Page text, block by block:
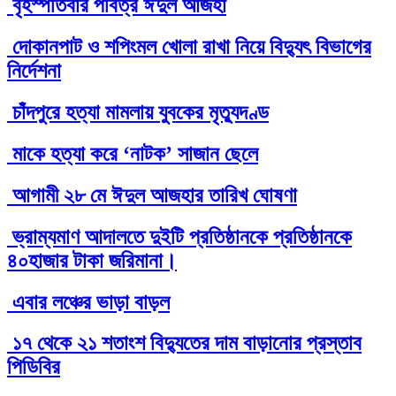
বৃহস্পতিবার পবিত্র ঈদুল আজহা
দোকানপাট ও শপিংমল খোলা রাখা নিয়ে বিদ্যুৎ বিভাগের
নির্দেশনা
চাঁদপুরে হত্যা মামলায় যুবকের মৃত্যুদণ্ড
মাকে হত্যা করে ‘নাটক’ সাজান ছেলে
আগামী ২৮ মে ঈদুল আজহার তারিখ ঘোষণা
ভ্রাম্যমাণ আদালতে দুইটি প্রতিষ্ঠানকে প্রতিষ্ঠানকে
৪০হাজার টাকা জরিমানা।
এবার লঞ্চের ভাড়া বাড়ল
১৭ থেকে ২১ শতাংশ বিদ্যুতের দাম বাড়ানোর প্রস্তাব
পিডিবির